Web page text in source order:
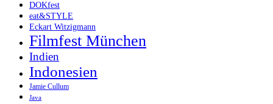
DOKfest
eat&STYLE
Eckart Witzigmann
Filmfest München
Indien
Indonesien
Jamie Cullum
Java